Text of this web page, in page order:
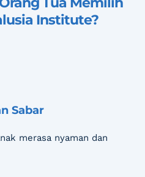
Institute?
Sabar
merasa nyaman dan